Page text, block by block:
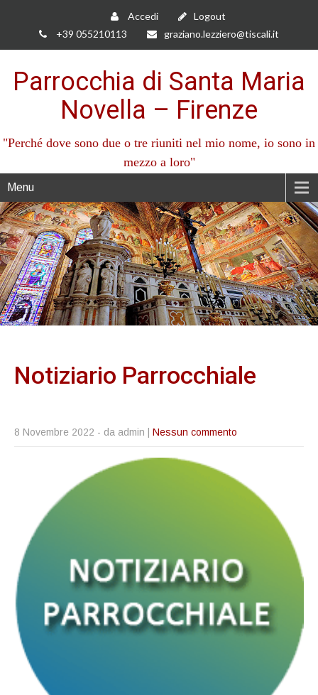
Accedi
Logout
+39 055210113
graziano.lezziero@tiscali.it
Parrocchia di Santa Maria
Novella – Firenze
"Perché dove sono due o tre riuniti nel mio nome, io sono in
mezzo a loro"
Menu
Notiziario Parrocchiale
8 Novembre 2022 - da admin | Nessun commento